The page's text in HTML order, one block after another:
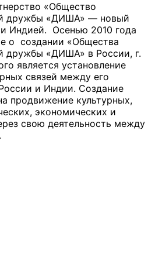
«Общество
дружбы «ДИША» — новый
Индией. Осенью 2010 года
о создании «Общества
дружбы «ДИША» в России, г.
является установление
связей между его
и Индии. Создание
продвижение культурных,
экономических и
свою деятельность между